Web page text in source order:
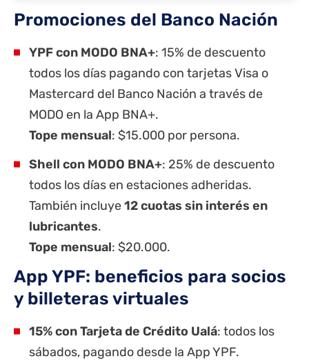
Promociones del Banco Nación
YPF con MODO BNA+: 15% de descuento
todos los días pagando con tarjetas Visa o
Mastercard del Banco Nación a través de
MODO en la App BNA+.
Tope mensual: $15.000 por persona.
Shell con MODO BNA+: 25% de descuento
todos los días en estaciones adheridas.
También incluye12 cuotas sin interés en
lubricantes.
Tope mensual: $20.000.
App YPF: beneficios para socios
y billeteras virtuales
15% con Tarjeta de Crédito Ualá: todos los
sábados, pagando desde la App YPF.